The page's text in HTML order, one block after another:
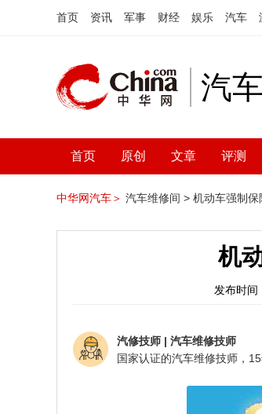
首页 资讯 军事 财经 娱乐 汽车
汽车
首页 原创 文章 评测
中华网汽车＞ 汽车维修间 > 机动车强制保
机
发布时
汽修技师 | 汽车维修技师